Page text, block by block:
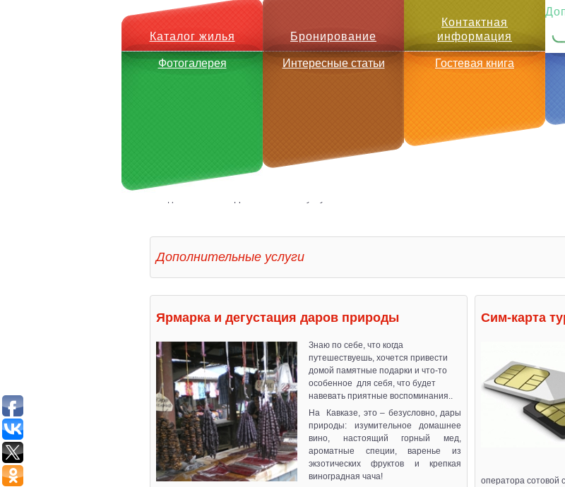
Каталог жилья Бронирование
Контактная
информация
Фотогалерея Интересные статьи Гостевая книга
Дополнительные услуги
Ярмарка и дегустация даров природы
Знаю по себе, что когда
путешествуешь, хочется привести
домой памятные подарки и что-то
особенное для себя, что будет
навевать приятные воспоминания..
На Кавказе, это – безусловно, дары
природы: изумительное домашнее
вино, настоящий горный мед,
ароматные специи, варенье из
экзотических фруктов и крепкая
виноградная чача!
Сим-карта
оператора сотовой